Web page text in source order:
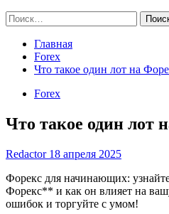
Найти:
Главная
Forex
Что такое один лот на
Forex
Что такое один лот
Redactor 18 апреля 2025
Форекс для начинающих:
Форекс** и как он влияет на
ошибок и торгуйте с умом!